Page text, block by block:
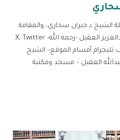
الشيخ د.جبران سحاري، والمقامة
في مكتبة الشيخ عبدالله بن عبدالعزيز العقيل -رحمه الله- X, Twitter
أقسام الموقع– الشيخ
العقيل – مسجد ومكتبة